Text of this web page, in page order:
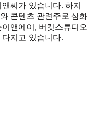
씨가 있습니다. 하지
콘텐츠 관련주로 삼화
앤에이, 버킷스튜디오
지고 있습니다.